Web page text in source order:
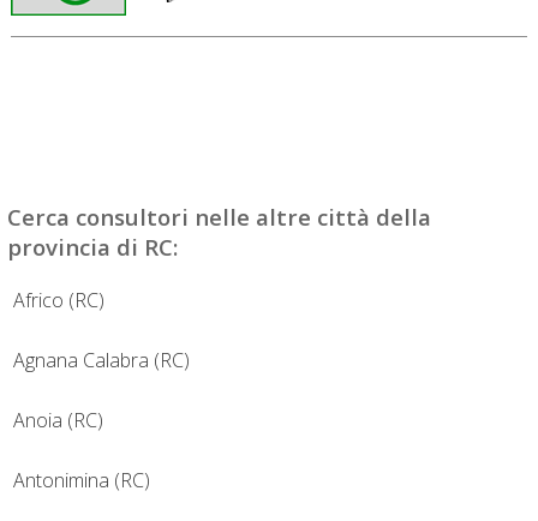
Cerca consultori nelle altre città della
provincia di RC:
Africo (RC)
Agnana Calabra (RC)
Anoia (RC)
Antonimina (RC)